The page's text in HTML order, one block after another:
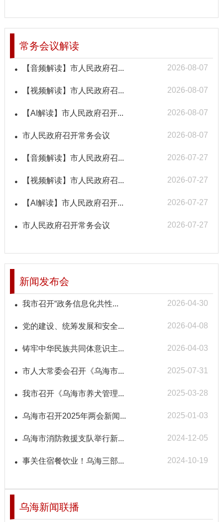
常务会议解读
【音频解读】市人民政府召... 2026-08-07
【视频解读】市人民政府召... 2026-08-07
【AI解读】市人民政府召开... 2026-08-07
市人民政府召开常务会议 2026-08-07
【音频解读】市人民政府召... 2026-07-27
【视频解读】市人民政府召... 2026-07-27
【AI解读】市人民政府召开... 2026-07-27
市人民政府召开常务会议 2026-07-27
新闻发布会
我市召开“政务信息化共性... 2026-04-30
党的建设、统筹发展和安全... 2026-04-08
铸牢中华民族共同体意识主... 2026-04-03
市人大常委会召开《乌海市... 2025-07-31
我市召开《乌海市养犬管理... 2025-03-28
乌海市召开2025年两会新闻... 2025-01-03
乌海市消防救援支队举行新... 2024-12-05
事关住宿餐饮业！乌海三部... 2024-10-19
乌海新闻联播